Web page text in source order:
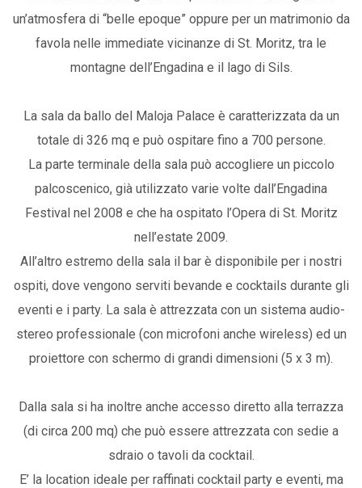
PACCHETTI
IT EN DE
un’atmosfera di “belle epoque” oppure per un matrimonio da
favola nelle immediate vicinanze di St. Moritz, tra le
montagne dell’Engadina e il lago di Sils.
La sala da ballo del Maloja Palace è caratterizzata da un
totale di 326 mq e può ospitare fino a 700 persone.
La parte terminale della sala può accogliere un piccolo
palcoscenico, già utilizzato varie volte dall’Engadina
Festival nel 2008 e che ha ospitato l’Opera di St. Moritz
nell’estate 2009.
All’altro estremo della sala il bar è disponibile per i nostri
ospiti, dove vengono serviti bevande e cocktails durante gli
eventi e i party. La sala è attrezzata con un sistema audio-
stereo professionale (con microfoni anche wireless) ed un
proiettore con schermo di grandi dimensioni (5 x 3 m).
Dalla sala si ha inoltre anche accesso diretto alla terrazza
(di circa 200 mq) che può essere attrezzata con sedie a
sdraio o tavoli da cocktail.
E’ la location ideale per raffinati cocktail party e eventi, ma